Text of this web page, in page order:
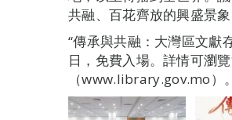
共融、百花齊放的興盛景象
“傳承與共融：大灣區文獻
日，免費入場。詳情可瀏
（www.library.gov.mo）。